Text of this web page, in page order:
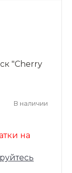
"Cherry
В наличии
на